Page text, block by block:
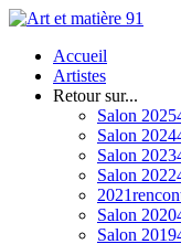
Accueil
Artistes
Retour sur...
Salon 2025
Salon 2024
Salon 2023
Salon 2022
2021
Salon 2020
Salon 2019